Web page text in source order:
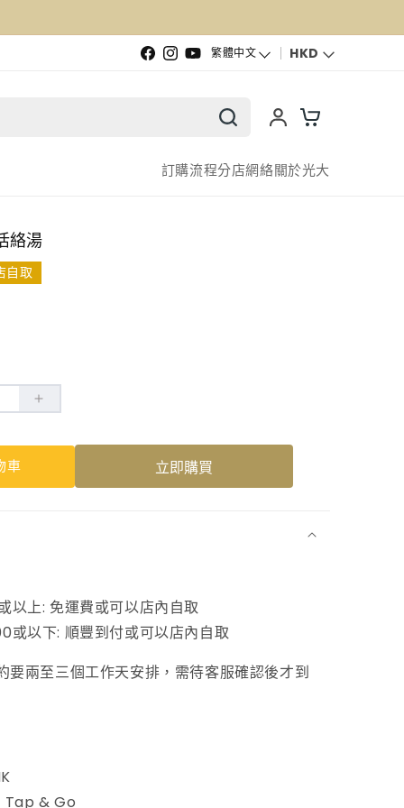
Facebook
Instagram
YouTube
語言
繁體中文 HKD
訂購流程分店網絡關於光大
絡湯
自取
五
指
絡
湯
數
車 立即購買
以上: 免運費或可以店內自取
或以下: 順豐到付或可以店內自取
要兩至三個工作天安排，需待客服確認後才到
Tap & Go